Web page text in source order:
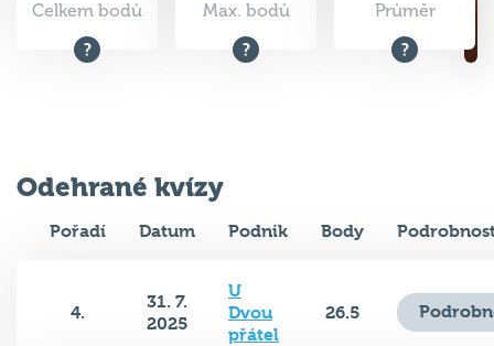
Celkem bodů Max. bodů Průměr
Odehrané kvízy
Pořadí Datum Podnik Body
4.
31. 7.
2025
U
Dvou
přátel
26.5